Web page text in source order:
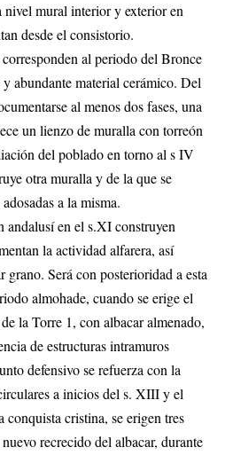
nivel mural interior y exterior en
desde el consistorio.
al periodo del Bronce
abundante material cerámico. Del
al menos dos fases, una
un lienzo de muralla con torreón
del poblado en torno al s IV
otra muralla y de la que se
a la misma.
andalusí en el s.XI construyen
la actividad alfarera, así
grano. Será con posterioridad a esta
almohade, cuando se erige el
la Torre 1, con albacar almenado,
de estructuras intramuros
defensivo se refuerza con la
a inicios del s. XIII y el
conquista cristina, se erigen tres
recrecido del albacar, durante